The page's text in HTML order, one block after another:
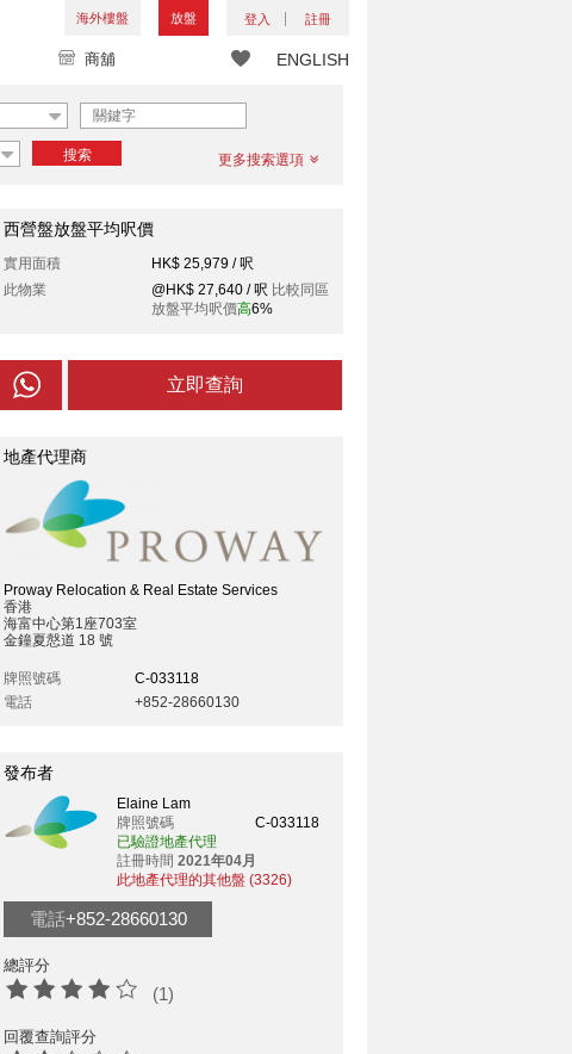
海外樓盤 放盤 登入 註冊
ENGLISH
商舖
搜索 更多搜索選項
西營盤放盤平均呎價
實用面積
HK$ 25,979 / 呎
此物業
@HK$ 27,640 / 呎 比較同區
放盤平均呎價高6%
立即查詢
地產代理商
Proway Relocation & Real Estate Services
香港
海富中心第1座703室
金鐘夏慤道 18 號
牌照號碼
C-033118
電話
+852-28660130
發布者
Elaine Lam
牌照號碼
C-033118
已驗證地產代理
註冊時間 2021年04月
此地產代理的其他盤 (3326)
電話+852-28660130
總評分
(1)
回覆查詢評分